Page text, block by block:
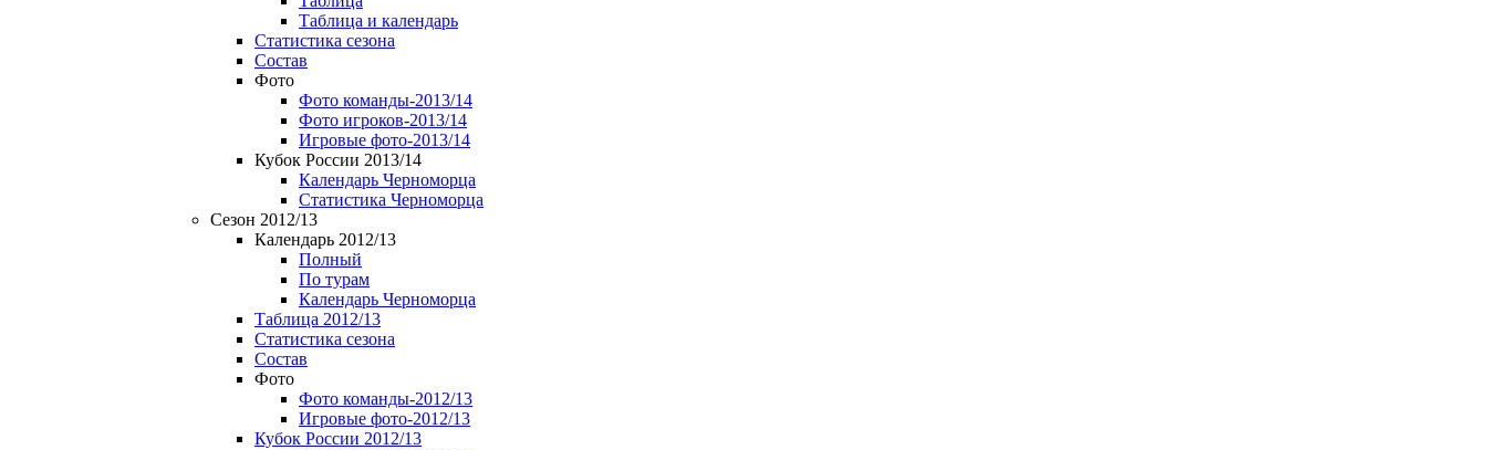
Таблица и календарь
Статистика сезона
Состав
Фото
Фото команды-2013/14
Фото игроков-2013/14
Игровые фото-2013/14
Кубок России 2013/14
Календарь Черноморца
Статистика Черноморца
Сезон 2012/13
Календарь 2012/13
Полный
По турам
Календарь Черноморца
Таблица 2012/13
Статистика сезона
Состав
Фото
Фото команды-2012/13
Игровые фото-2012/13
Кубок России 2012/13